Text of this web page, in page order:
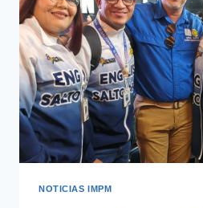
NOTICIAS IMPM